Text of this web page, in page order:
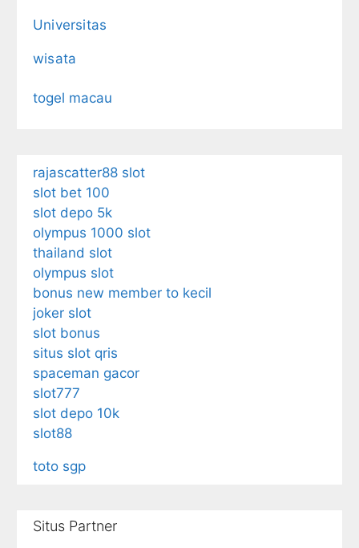
Universitas
wisata
togel macau
rajascatter88 slot
slot bet 100
slot depo 5k
olympus 1000 slot
thailand slot
olympus slot
bonus new member to kecil
joker slot
slot bonus
situs slot qris
spaceman gacor
slot777
slot depo 10k
slot88
toto sgp
Situs Partner